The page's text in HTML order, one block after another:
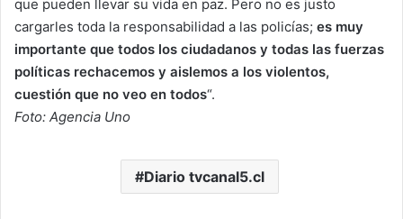
que pueden llevar su vida en paz. Pero no es justo
cargarles toda la responsabilidad a las policías; es muy
importante que todos los ciudadanos y todas las fuerzas
políticas rechacemos y aislemos a los violentos,
cuestión que no veo en todos“.
Foto: Agencia Uno
Diario tvcanal5.cl